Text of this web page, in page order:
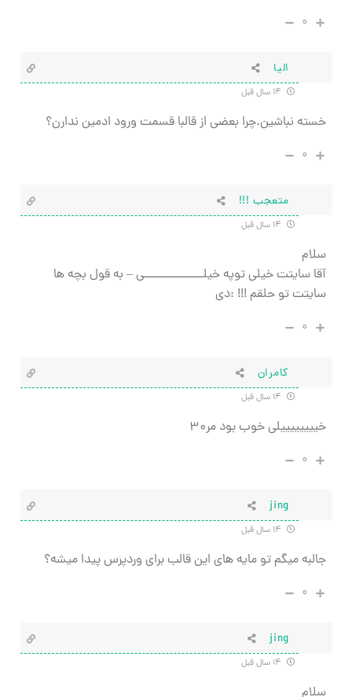
۰
الیا
خسته نباشین.چرا بعضی از قالبا قسمت ورود ادمین ندارن؟
۰
متعجب !!!
سلام
آقا سایتت خیلی توپه خیلـــــــــــــــی – به قول بچه ها
سایتت تو حلقم !!! :دی
۰
کامران
خییییییییلی خوب بود مر۳۰
۰
jing
جالبه میگم تو مایه های این قالب برای وردپرس پیدا میشه؟
۰
jing
سلام